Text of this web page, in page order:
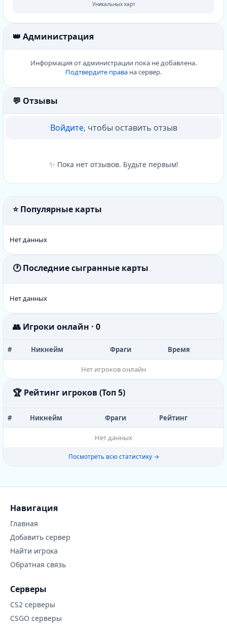
Уникальных карт
👑 Администрация
Информация от администрации пока не добавлена.
Подтвердите права на сервер.
💬 Отзывы
Войдите, чтобы оставить отзыв
✨ Пока нет отзывов. Будьте первым!
⭐ Популярные карты
Нет данных
🕐 Последние сыгранные карты
Нет данных
👥 Игроки онлайн · 0
# Никнейм Фраги Время
Нет игроков онлайн
🏆 Рейтинг игроков (Топ 5)
# Никнейм Фраги Рейтинг
Нет данных
Посмотреть всю статистику →
Навигация
Главная
Добавить сервер
Найти игрока
Обратная связь
Серверы
CS2 серверы
CSGO серверы